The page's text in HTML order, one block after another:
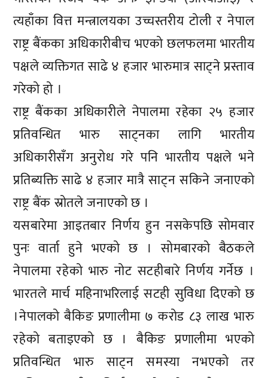
त्यहाँका वित्त मन्त्रालयका उच्चस्तरीय टोली र नेपाल
राष्ट्र बैंकका अधिकारीबीच भएको छलफलमा भारतीय
पक्षले व्यक्तिगत साढे ४ हजार भारुमात्र साट्ने प्रस्ताव
गरेको हो ।
राष्ट्र बैंकका अधिकारीले नेपालमा रहेका २५ हजार
प्रतिवन्धित भारु साट्नका लागि भारतीय
अधिकारीसँग अनुरोध गरे पनि भारतीय पक्षले भने
प्रतिब्यक्ति साढे ४ हजार मात्रै साट्न सकिने जनाएको
राष्ट्र बैंक स्रोतले जनाएको छ ।
यसबारेमा आइतबार निर्णय हुन नसकेपछि सोमवार
पुनः वार्ता हुने भएको छ । सोमबारको बैठकले
नेपालमा रहेको भारु नोट सटहीबारे निर्णय गर्नेछ ।
भारतले मार्च महिनाभरिलाई सटही सुविधा दिएको छ
।नेपालको बैकिङ प्रणालीमा ७ करोड ८३ लाख भारु
रहेको बताइएको छ । बैकिङ प्रणालीमा भएको
प्रतिवन्धित भारु साट्न समस्या नभएको तर